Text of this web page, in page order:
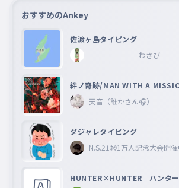
おすすめのAnkey
佐渡ヶ島タイピング
わさび
絆ノ奇跡/MAN WITH A
天音（誰かさん🎧）
ダジャレタイピング
N.S.21㊗︎1万人記念大会開
HUNTER×HUNTER ハンタ